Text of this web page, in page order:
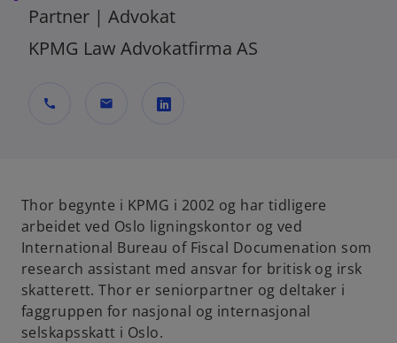
Partner | Advokat
KPMG Law Advokatfirma AS
call mail
n
s
i
n
a
n
e
Thor begynte i KPMG i 2002 og har tidligere
arbeidet ved Oslo ligningskontor og ved
International Bureau of Fiscal Documenation som
research assistant med ansvar for britisk og irsk
skatterett. Thor er seniorpartner og deltaker i
faggruppen for nasjonal og internasjonal
selskapsskatt i Oslo.